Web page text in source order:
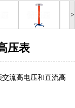
>
压表
流高电压和直流高